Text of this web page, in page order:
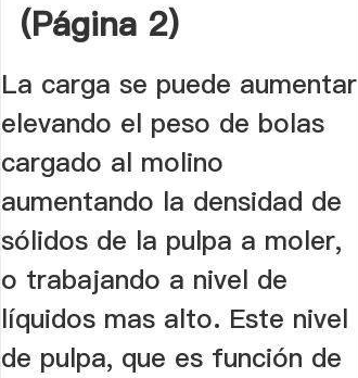
(página 2)
La carga se puede aumentar
elevando el peso de bolas
cargado al molino
aumentando la densidad de
sólidos de la pulpa a moler,
o trabajando a nivel de
líquidos mas alto. Este nivel
de pulpa, que es función de